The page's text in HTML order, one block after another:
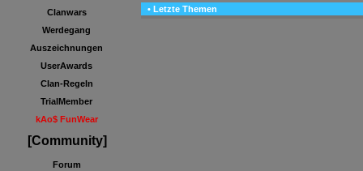
Clanwars
Werdegang
Auszeichnungen
UserAwards
Clan-Regeln
TrialMember
kAo$ FunWear
[Community]
Forum
• Letzte Themen